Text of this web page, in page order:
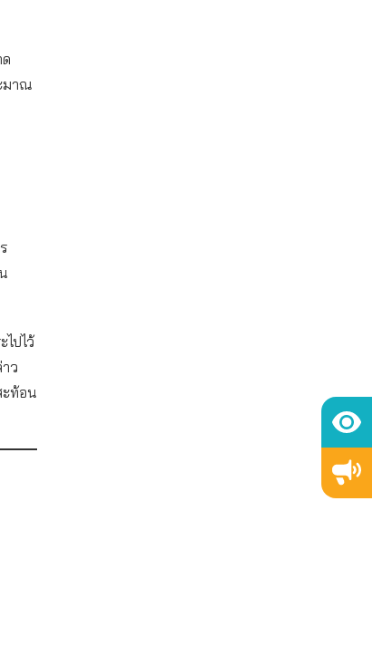
มาณ
ไปไว้
ว
ะท้อน